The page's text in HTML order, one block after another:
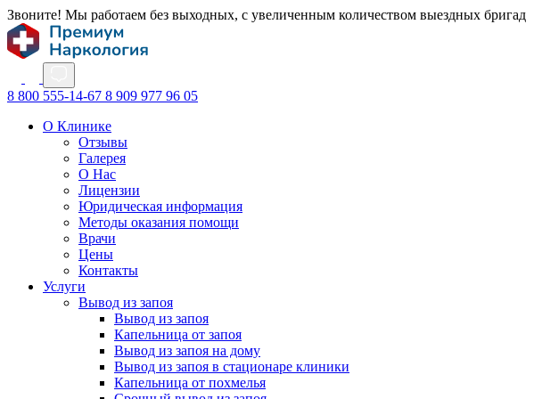
Звоните! Мы работаем без выходных, с увеличенным количеством выездных бригад
8 800 555-14-67 8 909 977 96 05
О Клинике
Отзывы
Галерея
О Нас
Лицензии
Юридическая информация
Методы оказания помощи
Врачи
Цены
Контакты
Услуги
Вывод из запоя
Вывод из запоя
Капельница от запоя
Вывод из запоя на дому
Вывод из запоя в стационаре клиники
Капельница от похмелья